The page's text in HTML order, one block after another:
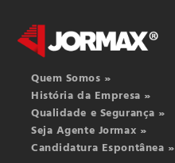
Quem Somos »
História da Empresa »
Qualidade e Segurança »
Seja Agente Jormax »
Candidatura Espontânea »